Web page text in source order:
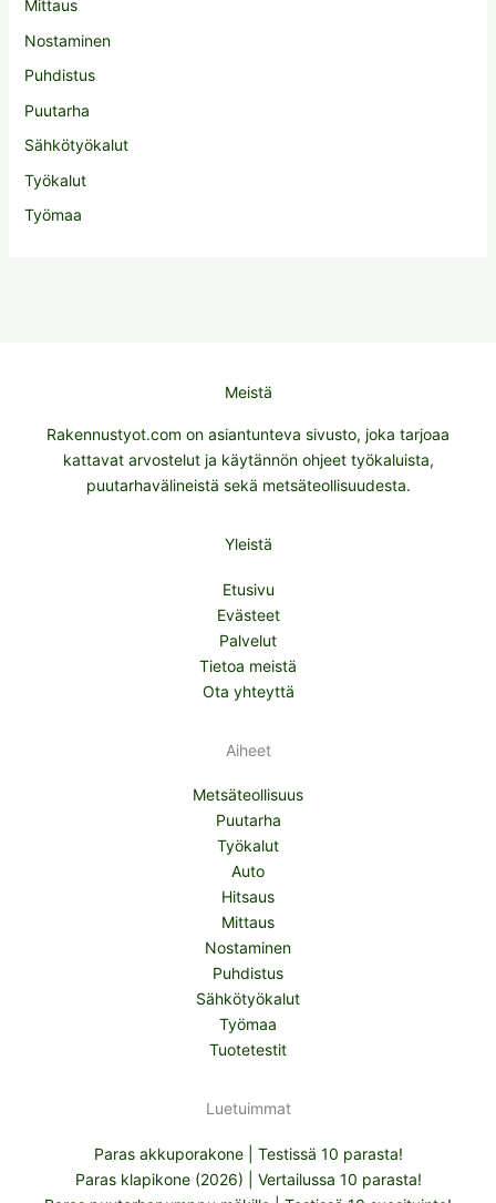
Mittaus
Nostaminen
Puhdistus
Puutarha
Sähkötyökalut
Työkalut
Työmaa
Meistä
Rakennustyot.com on asiantunteva sivusto, joka tarjoaa
kattavat arvostelut ja käytännön ohjeet työkaluista,
puutarhavälineistä sekä metsäteollisuudesta.
Yleistä
Etusivu
Evästeet
Palvelut
Tietoa meistä
Ota yhteyttä
Aiheet
Metsäteollisuus
Puutarha
Työkalut
Auto
Hitsaus
Mittaus
Nostaminen
Puhdistus
Sähkötyökalut
Työmaa
Tuotetestit
Luetuimmat
Paras akkuporakone | Testissä 10 parasta!
Paras klapikone (2026) | Vertailussa 10 parasta!